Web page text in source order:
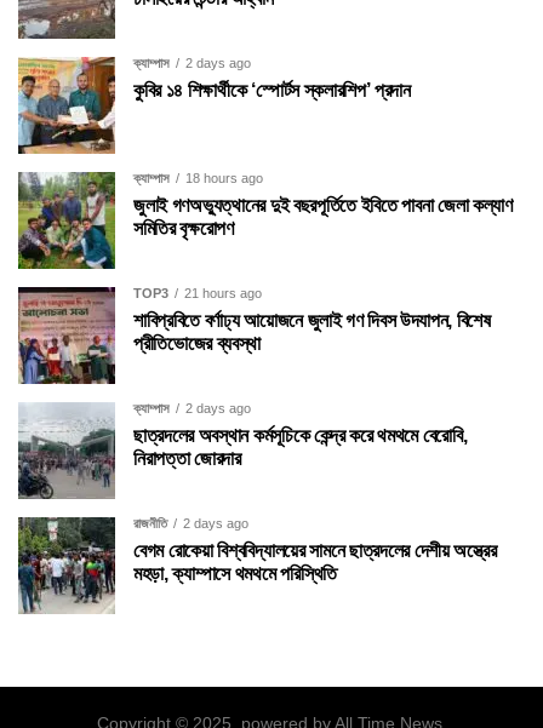
ক্যাম্পাস 2 days ago
কুবির ১৪ শিক্ষার্থীকে ‘স্পোর্টস স্কলারশিপ’ প্রদান
ক্যাম্পাস 18 hours ago
জুলাই গণঅভ্যুত্থানের দুই বছরপূর্তিতে ইবিতে পাবনা জেলা কল্যাণ
সমিতির বৃক্ষরোপণ
TOP3 21 hours ago
শাবিপ্রবিতে বর্ণাঢ্য আয়োজনে জুলাই গণ দিবস উদযাপন, বিশেষ
প্রীতিভোজের ব্যবস্থা
ক্যাম্পাস 2 days ago
ছাত্রদলের অবস্থান কর্মসূচিকে কেন্দ্র করে থমথমে বেরোবি,
নিরাপত্তা জোরদার
রাজনীতি 2 days ago
বেগম রোকেয়া বিশ্ববিদ্যালয়ের সামনে ছাত্রদলের দেশীয় অস্ত্রের
মহড়া, ক্যাম্পাসে থমথমে পরিস্থিতি
Copyright © 2025. powered by All Time News.